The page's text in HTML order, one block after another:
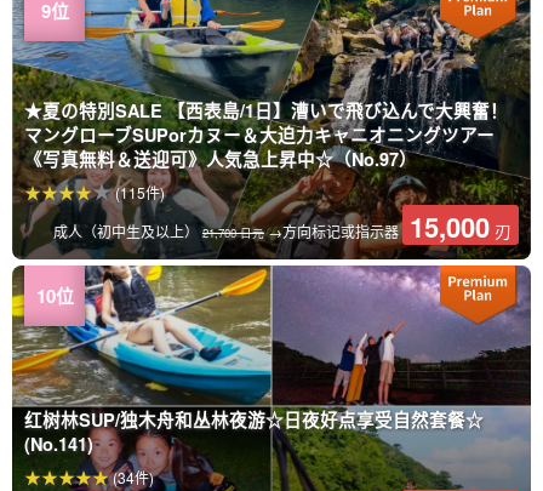
★夏の特別SALE 【西表島/1日】漕いで飛び込んで大興奮！
マングローブSUPorカヌー＆大迫力キャニオニングツアー
《写真無料＆送迎可》人気急上昇中☆（No.97）
成人（初中生及以上）21,700 日元→方向标记或指示器 15,000 刃
(115件)
红树林SUP/独木舟和丛林夜游☆日夜好点享受自然套餐☆
(No.141)
(34件)